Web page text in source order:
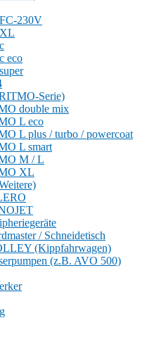
230V
eco
Serie)
double mix
L eco
L plus / turbo / powercoat
L smart
M / L
XL
/ Schneidetisch
(Kippfahrwagen)
(z.B. AVO 500)